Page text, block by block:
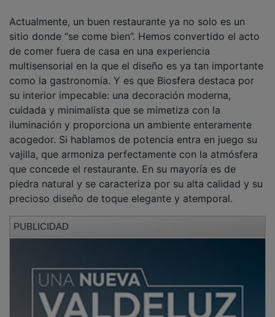
Actualmente, un buen restaurante ya no solo es un
sitio donde “se come bien”. Hemos convertido el acto
de comer fuera de casa en una experiencia
multisensorial en la que el diseño es ya tan importante
como la gastronomía. Y es que Biosfera destaca por
su interior impecable: una decoración moderna,
cuidada y minimalista que se mimetiza con la
iluminación y proporciona un ambiente enteramente
acogedor. Si hablamos de potencia entra en juego su
vajilla, que armoniza perfectamente con la atmósfera
que concede el restaurante. En su mayoría es de
piedra natural y se caracteriza por su alta calidad y su
precioso diseño de toque elegante y atemporal.